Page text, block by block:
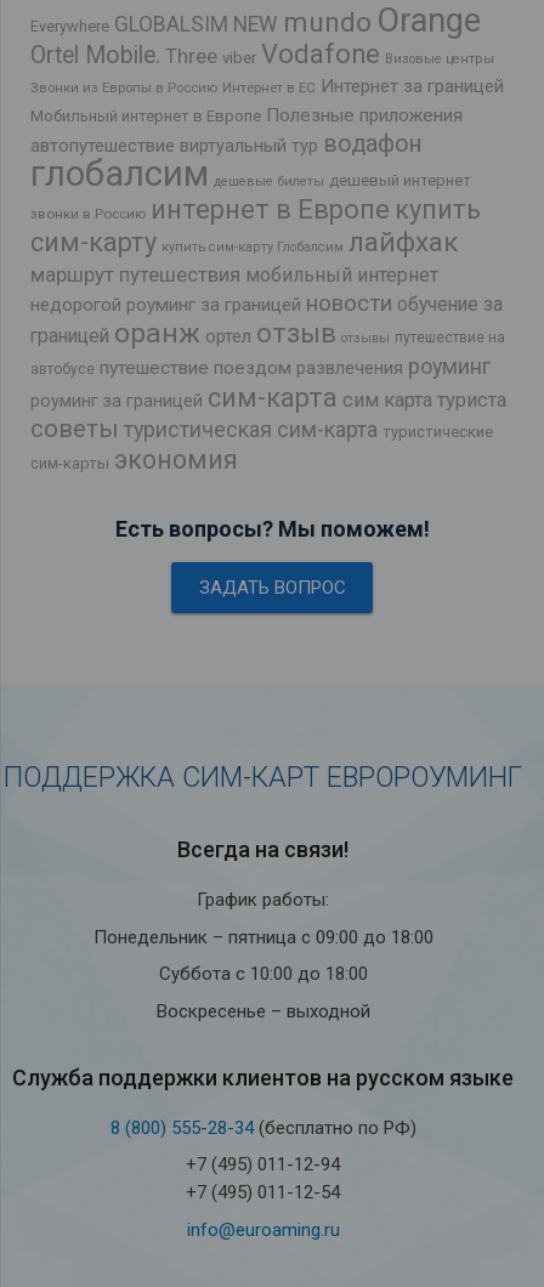
Everywhere GLOBALSIM NEW mundo Orange
Ortel Mobile. Three viber Vodafone Визовые центры
Звонки из Европы в Россию Интернет в ЕС Интернет за границей
Мобильный интернет в Европе Полезные приложения
автопутешествие виртуальный тур водафон
глобалсим дешевые билеты дешевый интернет
звонки в Россию интернет в Европе купить
сим-карту купить сим-карту Глобалсим лайфхак
маршрут путешествия мобильный интернет
недорогой роуминг за границей новости обучение за
границей оранж ортел отзыв отзывы путешествие на
автобусе путешествие поездом развлечения роуминг
роуминг за границей сим-карта сим карта туриста
советы туристическая сим-карта туристические
сим-карты экономия
Есть вопросы? Мы поможем!
ЗАДАТЬ ВОПРОС
ПОДДЕРЖКА СИМ-КАРТ ЕВРОРОУМИНГ
Всегда на связи!
График работы:
Понедельник – пятница с 09:00 до 18:00
Суббота с 10:00 до 18:00
Воскресенье – выходной
Служба под­держки кли­ен­тов на рус­ском языке
8 (800) 555-28-34(бесплатно по РФ)
+7 (495) 011-12-94
+7 (495) 011-12-54
info@euroaming.ru